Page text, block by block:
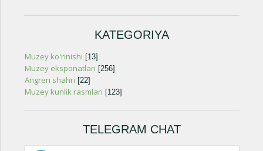
KATEGORIYA
Muzey ko'rinishi [13]
Muzey eksponatlari [256]
Angren shahri [22]
Muzey kunlik rasmlari [123]
TELEGRAM CHAT